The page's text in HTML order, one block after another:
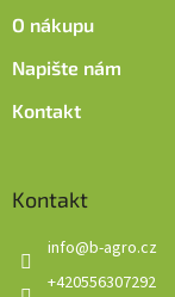
O nákupu
Napište nám
Kontakt
Kontakt
info@b-agro.cz
+420556307292